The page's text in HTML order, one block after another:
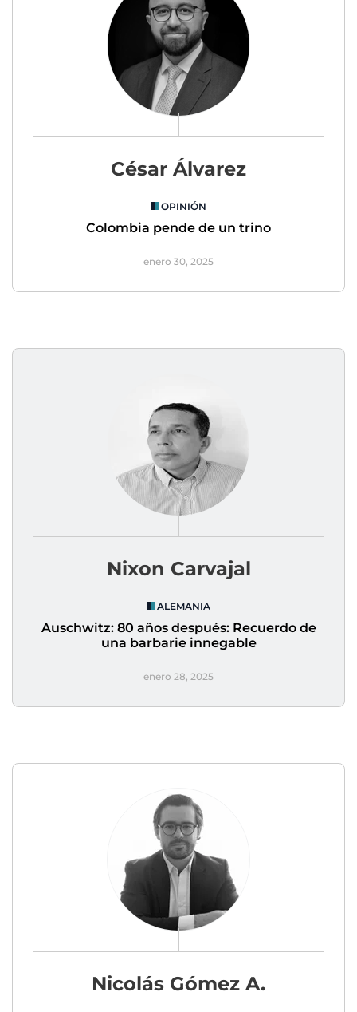
César Álvarez
OPINIÓN
Colombia pende de un trino
enero 30, 2025
Nixon Carvajal
ALEMANIA
Auschwitz: 80 años después: Recuerdo de
una barbarie innegable
enero 28, 2025
Nicolás Gómez A.